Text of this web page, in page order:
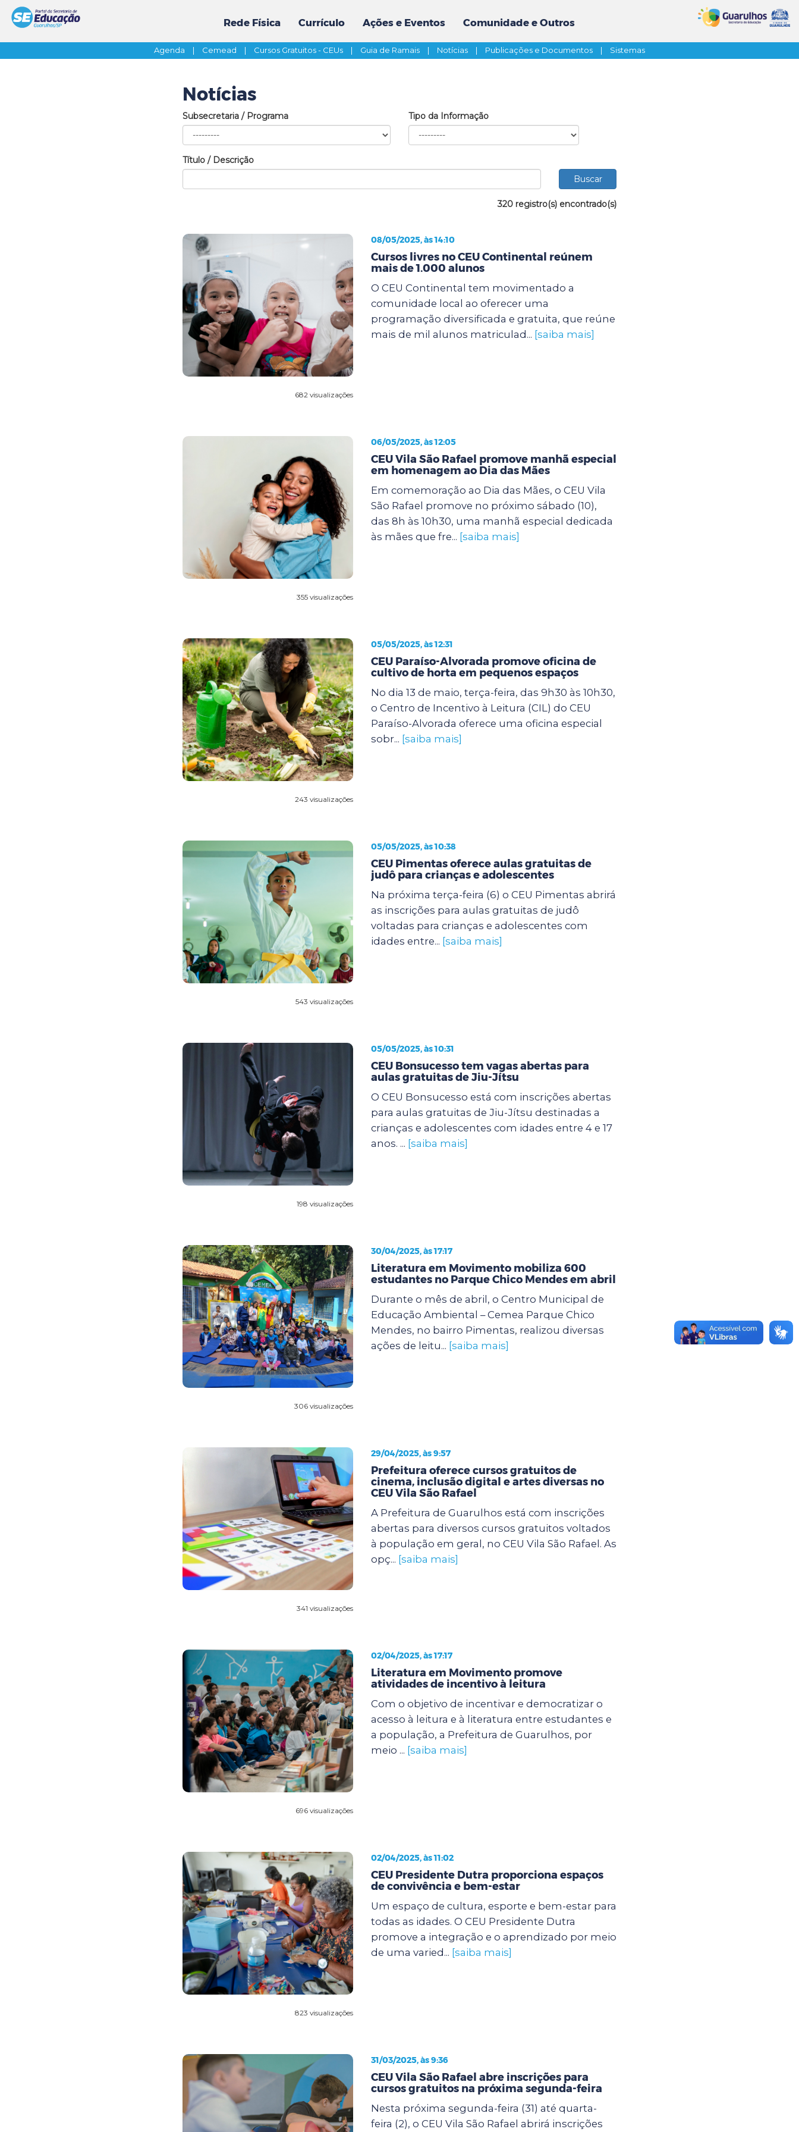
Rede Física Currículo Ações e Eventos Comunidade e Outros
Agenda | Cemead | Cursos Gratuitos - CEUs | Guia de Ramais | Notícias | Publicações e Documentos | Sistemas
Notícias
Subsecretaria / Programa Tipo da Informação
Título / Descrição
320 registro(s) encontrado(s)
682 visualizações
08/05/2025, às 14:10
Cursos livres no CEU Continental reúnem
mais de 1.000 alunos
O CEU Continental tem movimentado a
comunidade local ao oferecer uma
programação diversificada e gratuita, que reúne
mais de mil alunos matriculad... [saiba mais]
355 visualizações
06/05/2025, às 12:05
CEU Vila São Rafael promove manhã especial
em homenagem ao Dia das Mães
Em comemoração ao Dia das Mães, o CEU Vila
São Rafael promove no próximo sábado (10),
das 8h às 10h30, uma manhã especial dedicada
às mães que fre... [saiba mais]
243 visualizações
05/05/2025, às 12:31
CEU Paraíso-Alvorada promove oficina de
cultivo de horta em pequenos espaços
No dia 13 de maio, terça-feira, das 9h30 às 10h30,
o Centro de Incentivo à Leitura (CIL) do CEU
Paraíso-Alvorada oferece uma oficina especial
sobr... [saiba mais]
543 visualizações
05/05/2025, às 10:38
CEU Pimentas oferece aulas gratuitas de
judô para crianças e adolescentes
Na próxima terça-feira (6) o CEU Pimentas abrirá
as inscrições para aulas gratuitas de judô
voltadas para crianças e adolescentes com
idades entre... [saiba mais]
198 visualizações
05/05/2025, às 10:31
CEU Bonsucesso tem vagas abertas para
aulas gratuitas de Jiu-Jítsu
O CEU Bonsucesso está com inscrições abertas
para aulas gratuitas de Jiu-Jítsu destinadas a
crianças e adolescentes com idades entre 4 e 17
anos. ... [saiba mais]
306 visualizações
30/04/2025, às 17:17
Literatura em Movimento mobiliza 600
estudantes no Parque Chico Mendes em abril
Durante o mês de abril, o Centro Municipal de
Educação Ambiental – Cemea Parque Chico
Mendes, no bairro Pimentas, realizou diversas
ações de leitu... [saiba mais]
341 visualizações
29/04/2025, às 9:57
Prefeitura oferece cursos gratuitos de
cinema, inclusão digital e artes diversas no
CEU Vila São Rafael
A Prefeitura de Guarulhos está com inscrições
abertas para diversos cursos gratuitos voltados
à população em geral, no CEU Vila São Rafael. As
opç... [saiba mais]
696 visualizações
02/04/2025, às 17:17
Literatura em Movimento promove
atividades de incentivo à leitura
Com o objetivo de incentivar e democratizar o
acesso à leitura e à literatura entre estudantes e
a população, a Prefeitura de Guarulhos, por
meio ... [saiba mais]
823 visualizações
02/04/2025, às 11:02
CEU Presidente Dutra proporciona espaços
de convivência e bem-estar
Um espaço de cultura, esporte e bem-estar para
todas as idades. O CEU Presidente Dutra
promove a integração e o aprendizado por meio
de uma varied... [saiba mais]
31/03/2025, às 9:36
CEU Vila São Rafael abre inscrições para
cursos gratuitos na próxima segunda-feira
Nesta próxima segunda-feira (31) até quarta-
feira (2), o CEU Vila São Rafael abrirá inscrições